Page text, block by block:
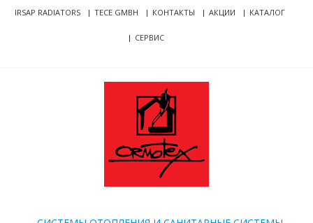
Skip
SkipIRSAP RADIATORS TECE GMBH КОНТАКТЫ АКЦИИ КАТАЛОГ
СЕРВИС